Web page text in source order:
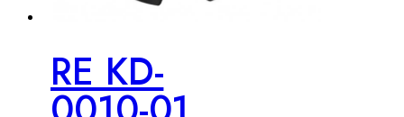
RE KD-